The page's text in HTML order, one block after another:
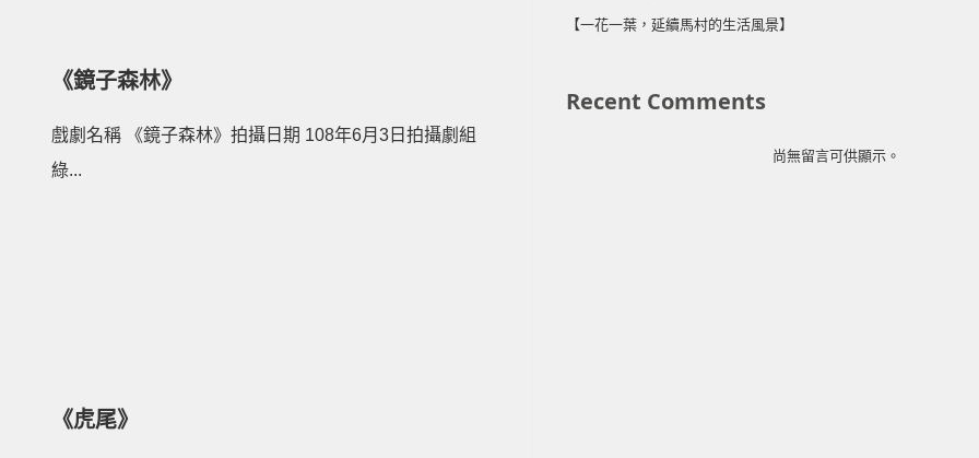
《鏡子森林》
戲劇名稱 《鏡子森林》拍攝日期 108年6月3日拍攝劇組
綠...
《虎尾》
【一花一葉，延續馬村的生活風景】
Recent Comments
尚無留言可供顯示。